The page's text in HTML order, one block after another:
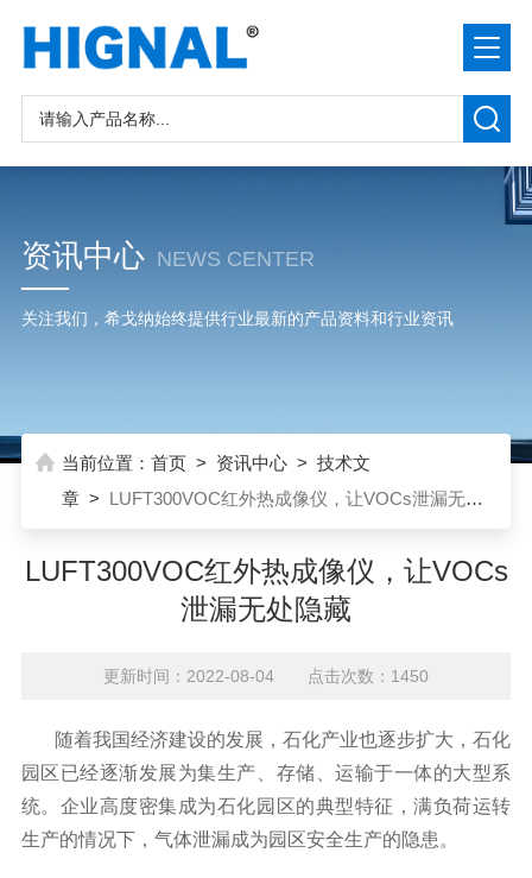
资讯中心 NEWS CENTER
关注我们，希戈纳始终提供行业最新的产品资料和行业资讯
当前位置： 首页> 资讯中心> 技术文
章> LUFT300VOC红外热成像仪，让VOCs泄漏无处
LUFT300VOC红外热成像仪，让VOCs
泄漏无处隐藏
更新时间：2022-08-04 点击次数：1450
随着我国经济建设的发展，石化产业也逐步扩大，石化
园区已经逐渐发展为集生产、存储、运输于一体的大型系
统。企业高度密集成为石化园区的典型特征，满负荷运转
生产的情况下，气体泄漏成为园区安全生产的隐患。